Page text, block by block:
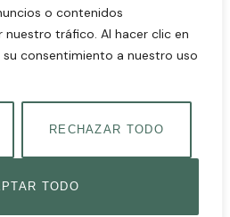
o contenidos
nuestro tráfico. Al hacer clic en
consentimiento a nuestro uso
RECHAZAR TODO
TODO